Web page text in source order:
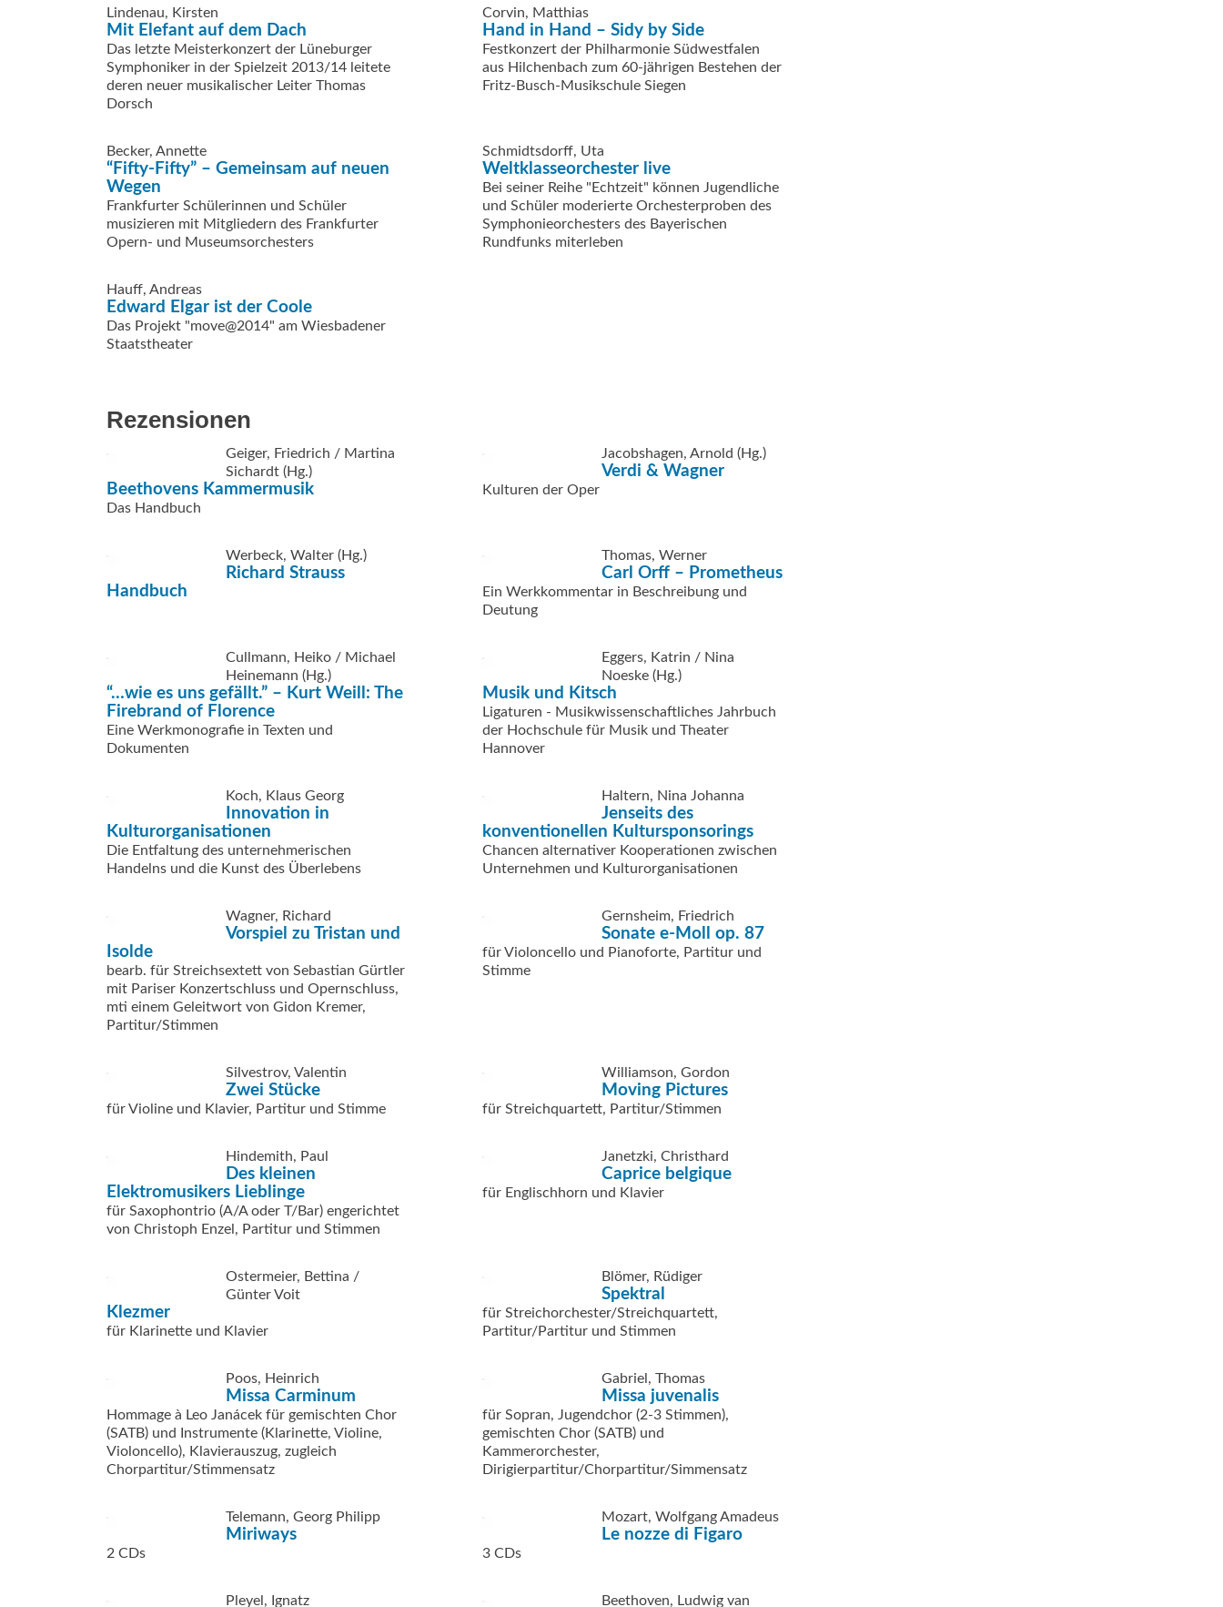
Lindenau, Kirsten
Mit Elefant auf dem Dach
Das letzte Meisterkonzert der Lüneburger
Symphoniker in der Spielzeit 2013/14 leitete
deren neuer musikalischer Leiter Thomas
Dorsch
Corvin, Matthias
Hand in Hand – Sidy by Side
Festkonzert der Philharmonie Südwestfalen
aus Hilchenbach zum 60-jährigen Bestehen der
Fritz-Busch-Musikschule Siegen
Becker, Annette
“Fifty-Fifty” – Gemeinsam auf neuen
Wegen
Frankfurter Schülerinnen und Schüler
musizieren mit Mitgliedern des Frankfurter
Opern- und Museumsorchesters
Schmidtsdorff, Uta
Weltklasseorchester live
Bei seiner Reihe "Echtzeit" können Jugendliche
und Schüler moderierte Orchesterproben des
Symphonieorchesters des Bayerischen
Rundfunks miterleben
Hauff, Andreas
Edward Elgar ist der Coole
Das Projekt "move@2014" am Wiesbadener
Staatstheater
Rezensionen
Geiger, Friedrich / Martina
Sichardt (Hg.)
Beethovens Kammermusik
Das Handbuch
Jacobshagen, Arnold (Hg.)
Verdi & Wagner
Kulturen der Oper
Werbeck, Walter (Hg.)
Richard Strauss
Handbuch
Thomas, Werner
Carl Orff – Prometheus
Ein Werkkommentar in Beschreibung und
Deutung
Cullmann, Heiko / Michael
Heinemann (Hg.)
“…wie es uns gefällt.” – Kurt Weill: The
Firebrand of Florence
Eine Werkmonografie in Texten und
Dokumenten
Eggers, Katrin / Nina
Noeske (Hg.)
Musik und Kitsch
Ligaturen - Musikwissenschaftliches Jahrbuch
der Hochschule für Musik und Theater
Hannover
Koch, Klaus Georg
Innovation in
Kulturorganisationen
Die Entfaltung des unternehmerischen
Handelns und die Kunst des Überlebens
Haltern, Nina Johanna
Jenseits des
konventionellen Kultursponsorings
Chancen alternativer Kooperationen zwischen
Unternehmen und Kulturorganisationen
Wagner, Richard
Vorspiel zu Tristan und
Isolde
bearb. für Streichsextett von Sebastian Gürtler
mit Pariser Konzertschluss und Opernschluss,
mti einem Geleitwort von Gidon Kremer,
Partitur/Stimmen
Gernsheim, Friedrich
Sonate e-Moll op. 87
für Violoncello und Pianoforte, Partitur und
Stimme
Silvestrov, Valentin
Zwei Stücke
für Violine und Klavier, Partitur und Stimme
Williamson, Gordon
Moving Pictures
für Streichquartett, Partitur/Stimmen
Hindemith, Paul
Des kleinen
Elektromusikers Lieblinge
für Saxophontrio (A/A oder T/Bar) engerichtet
von Christoph Enzel, Partitur und Stimmen
Janetzki, Christhard
Caprice belgique
für Englischhorn und Klavier
Ostermeier, Bettina /
Günter Voit
Klezmer
für Klarinette und Klavier
Blömer, Rüdiger
Spektral
für Streichorchester/Streichquartett,
Partitur/Partitur und Stimmen
Poos, Heinrich
Missa Carminum
Hommage à Leo Janácek für gemischten Chor
(SATB) und Instrumente (Klarinette, Violine,
Violoncello), Klavierauszug, zugleich
Chorpartitur/Stimmensatz
Gabriel, Thomas
Missa juvenalis
für Sopran, Jugendchor (2-3 Stimmen),
gemischten Chor (SATB) und
Kammerorchester,
Dirigierpartitur/Chorpartitur/Simmensatz
Telemann, Georg Philipp
Miriways
2 CDs
Mozart, Wolfgang Amadeus
Le nozze di Figaro
3 CDs
Pleyel, Ignatz Beethoven, Ludwig van